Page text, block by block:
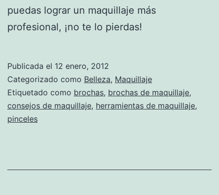
puedas lograr un maquillaje más
profesional, ¡no te lo pierdas!
Publicada el 12 enero, 2012
Categorizado como Belleza, Maquillaje
Etiquetado como brochas, brochas de maquillaje,
consejos de maquillaje, herramientas de maquillaje,
pinceles